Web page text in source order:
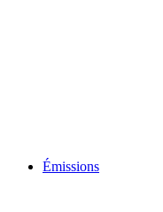
Émissions